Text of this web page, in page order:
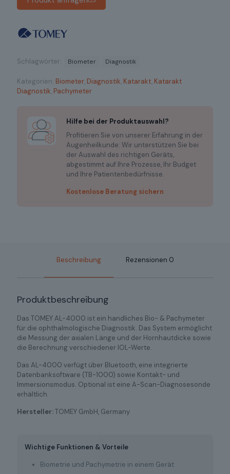
Schlagwörter: Biometer Diagnostik
Kategorien: Biometer, Diagnostik, Katarakt, Katarakt
Diagnostik, Pachymeter
Hilfe bei der Produktauswahl?
Profitieren Sie von unserer Erfahrung in der
Augenheilkunde: Wir unterstützen Sie bei
der Auswahl des richtigen Geräts,
abgestimmt auf Ihre Prozesse, Ihr Budget
und Ihre Patientenbedürfnisse.
Kostenlose Beratung sichern
Beschreibung Rezensionen 0
Produktbeschreibung
Das TOMEY AL-4000 ist ein handliches Bio- & Pachymeter
für die ophthalmologische Diagnostik. Das System ermöglicht
die Messung der axialen Länge und der Hornhautdicke sowie
die Berechnung verschiedener IOL-Werte.
Das AL-4000 verfügt über Bluetooth, eine integrierte
Datenbanksoftware (TB-1000) sowie Kontakt- und
Immersionsmodus. Optional ist eine A-Scan-Diagnosesonde
erhältlich.
Hersteller:TOMEY GmbH, Germany
Wichtige Funktionen & Vorteile
Biometrie und Pachymetrie in einem Gerät